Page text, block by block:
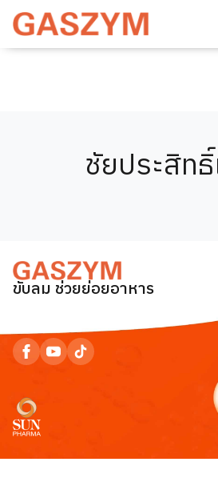
ชัยประสิท
ขับลม ช่วยย่อยอาหาร